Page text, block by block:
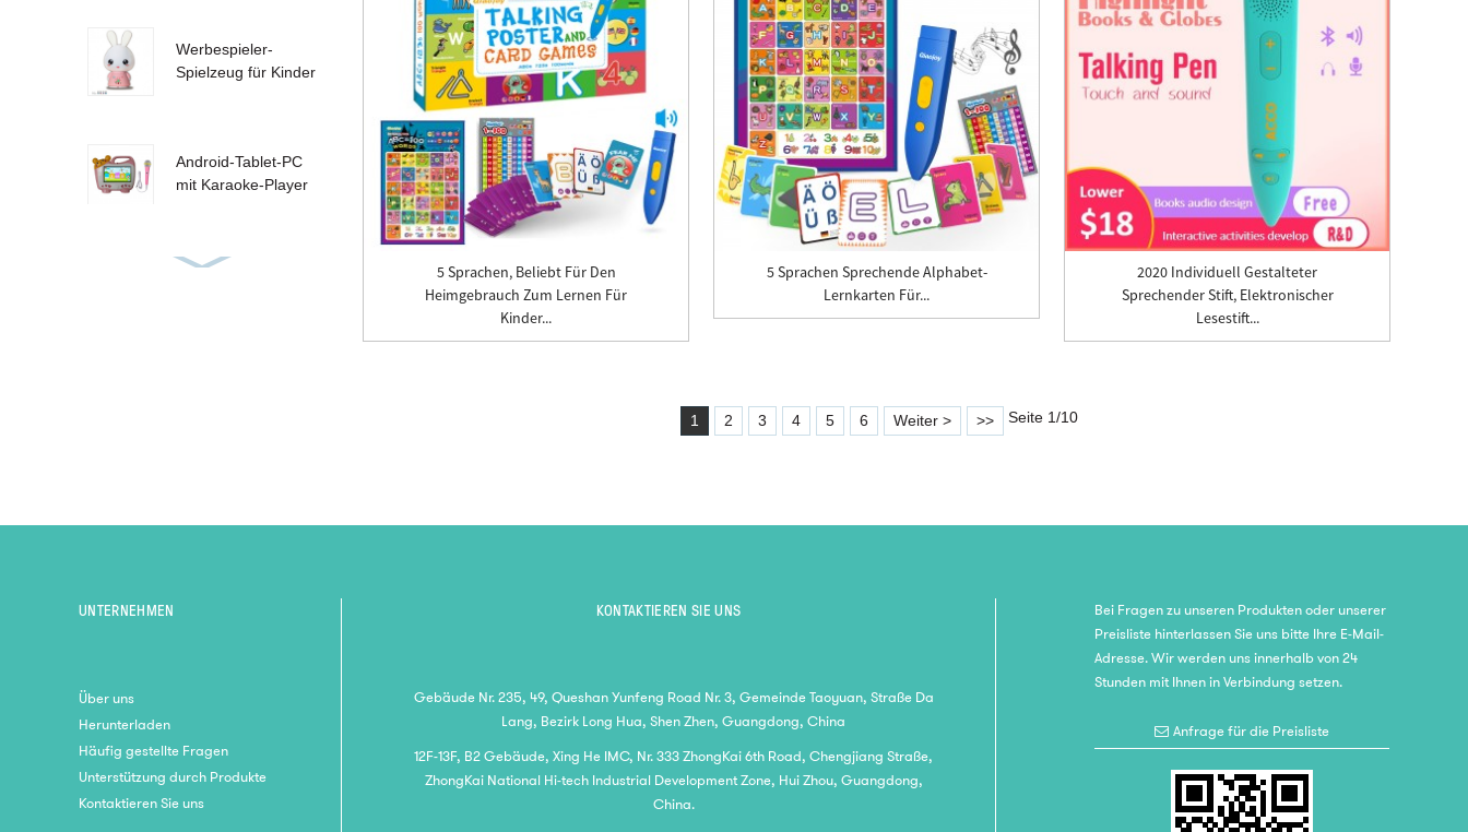
Werbespieler-
Spielzeug für Kinder
Android-Tablet-PC
mit Karaoke-Player
Hörbücher,
5 Sprachen, Beliebt Für Den
Heimgebrauch Zum Lernen Für
Kinder...
5 Sprachen Sprechende Alphabet-
Lernkarten Für...
2020 Individuell Gestalteter
Sprechender Stift, Elektronischer
Lesestift...
1 2 3 4 5 6 Weiter > >> Seite 1/10
UNTERNEHMEN
Über uns
Herunterladen
Häufig gestellte Fragen
Unterstützung durch Produkte
Kontaktieren Sie uns
KONTAKTIEREN SIE UNS
Gebäude Nr. 235, 49, Queshan Yunfeng Road Nr. 3, Gemeinde Taoyuan, Straße Da
Lang, Bezirk Long Hua, Shen Zhen, Guangdong, China
12F-13F, B2 Gebäude, Xing He IMC, Nr. 333 ZhongKai 6th Road, Chengjiang Straße,
ZhongKai National Hi-tech Industrial Development Zone, Hui Zhou, Guangdong,
China.
Bei Fragen zu unseren Produkten oder unserer
Preisliste hinterlassen Sie uns bitte Ihre E-Mail-
Adresse. Wir werden uns innerhalb von 24
Stunden mit Ihnen in Verbindung setzen.
Anfrage für die Preisliste